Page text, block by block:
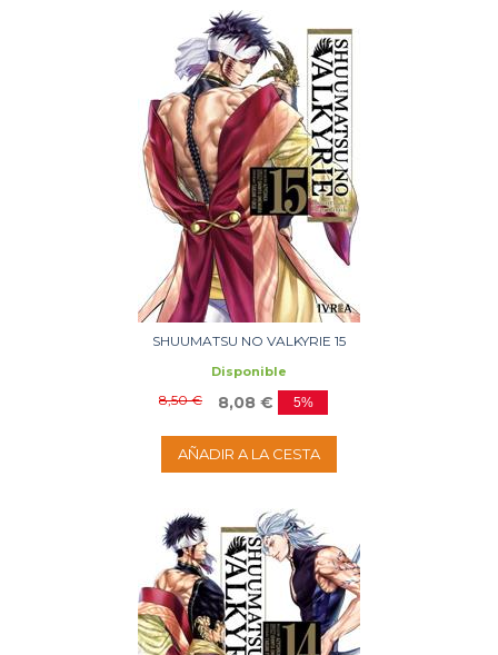
SHUUMATSU NO VALKYRIE 15
Disponible
8,50 € 8,08 € 5%
AÑADIR A LA CESTA